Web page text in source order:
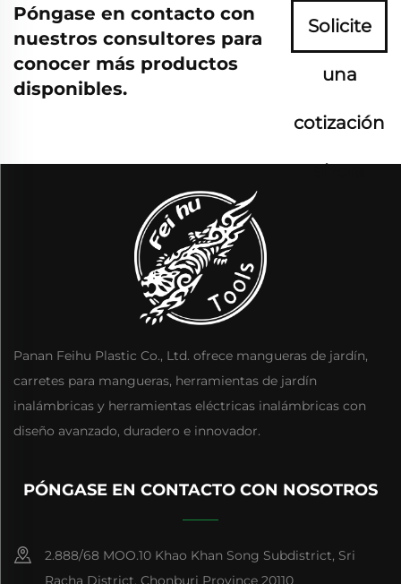
Póngase en contacto con
nuestros consultores para
conocer más productos
disponibles.
Solicite
una
cotización
ahora
Panan Feihu Plastic Co., Ltd. ofrece mangueras de jardín,
carretes para mangueras, herramientas de jardín
inalámbricas y herramientas eléctricas inalámbricas con
diseño avanzado, duradero e innovador.
PÓNGASE EN CONTACTO CON NOSOTROS
2.888/68 MOO.10 Khao Khan Song Subdistrict, Sri
Racha District, Chonburi Province 20110